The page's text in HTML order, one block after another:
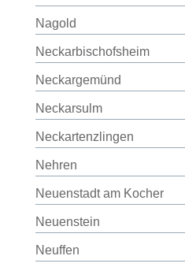
Nagold
Neckarbischofsheim
Neckargemünd
Neckarsulm
Neckartenzlingen
Nehren
Neuenstadt am Kocher
Neuenstein
Neuffen